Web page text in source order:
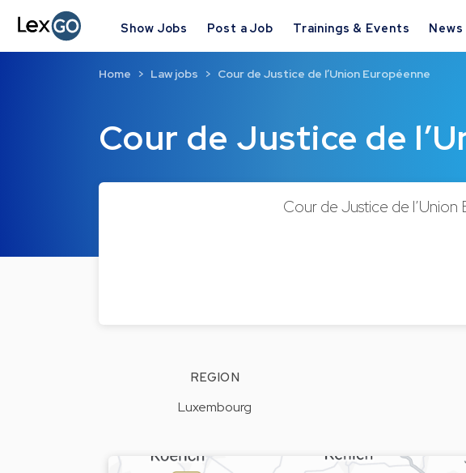
Show Jobs Post a Job Trainings & Events
Cour de Justice de
Home Law jobs Cour de Justice de l’Union Européenne
Cour de Justice de
REGION
Luxembourg